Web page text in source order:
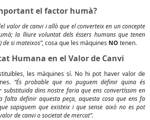
el factor humà?
valor de canvi i allò que el converteix en un concepte
la lliure voluntat dels éssers humans que tenen
de si mateixos”, cosa que les màquines NO tenen.
Humana en el Valor de Canvi
les màquines sí. No hi pot haver valor de
“És probable que no puguem definir quina és
substituïda dins nostre faria que ens convertíssim en
falta definir aquesta peça, aquesta cosa que ens fa
sapiguem que existeix i que sense això no es pot
de canvi o societat de mercat”.